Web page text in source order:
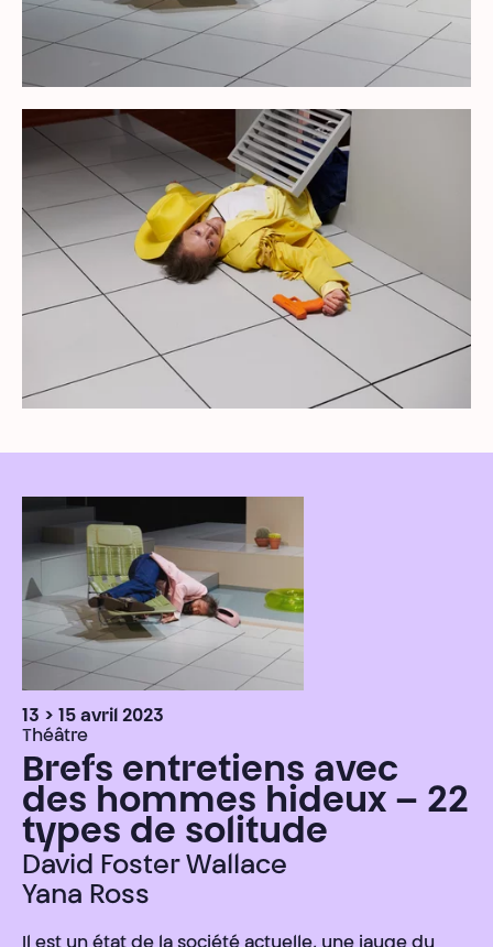
13 > 15 avril 2023
Théâtre
Brefs entretiens avec
des hommes hideux – 22
types de solitude
David Foster Wallace
Yana Ross